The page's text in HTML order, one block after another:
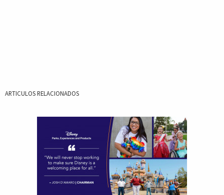
ARTICULOS RELACIONADOS